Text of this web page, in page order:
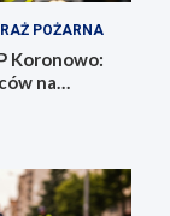
POŻARNA
Koronowo:
na